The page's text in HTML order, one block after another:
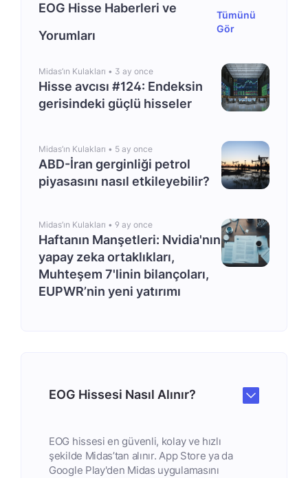
EOG Hisse Haberleri ve
Yorumları
Tümünü
Gör
Midas’ın Kulakları • 3 ay once
Hisse avcısı #124: Endeksin
gerisindeki güçlü hisseler
Midas’ın Kulakları • 5 ay once
ABD-İran gerginliği petrol
piyasasını nasıl etkileyebilir?
Midas’ın Kulakları • 9 ay once
Haftanın Manşetleri: Nvidia'nın
yapay zeka ortaklıkları,
Muhteşem 7'linin bilançoları,
EUPWR’nin yeni yatırımı
EOG Hissesi Nasıl Alınır?
EOG hissesi en güvenli, kolay ve hızlı
şekilde Midas’tan alınır. App Store ya da
Google Play'den Midas uygulamasını